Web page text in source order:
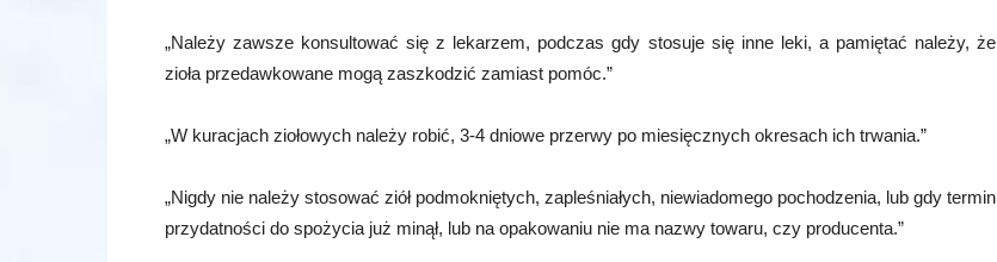
„Należy zawsze konsultować się z lekarzem, podczas gdy stosuje się inne leki, a pamiętać należy, że
zioła przedawkowane mogą zaszkodzić zamiast pomóc.”
„W kuracjach ziołowych należy robić, 3-4 dniowe przerwy po miesięcznych okresach ich trwania.”
„Nigdy nie należy stosować ziół podmokniętych, zapleśniałych, niewiadomego pochodzenia, lub gdy termin
przydatności do spożycia już minął, lub na opakowaniu nie ma nazwy towaru, czy producenta.”